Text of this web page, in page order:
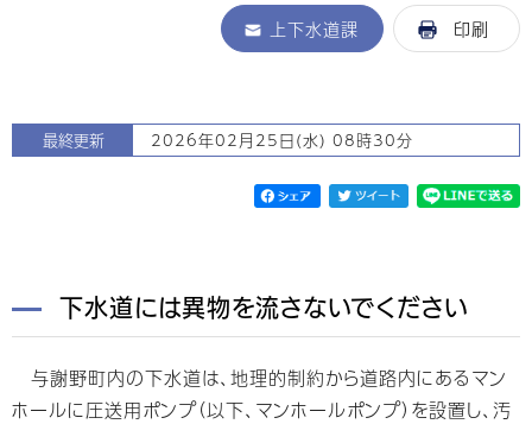
上下水道課 印刷
最終更新 2026年02月25日(水) 08時30分
下水道には異物を流さないでください
与謝野町内の下水道は、地理的制約から道路内にあるマン
ホールに圧送用ポンプ（以下、マンホールポンプ）を設置し、汚